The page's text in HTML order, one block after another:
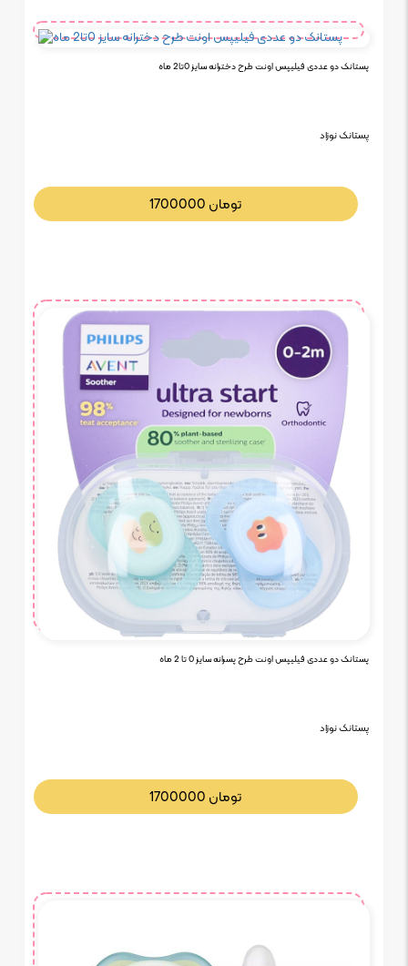
پستانک دو عددی فیلیپس اونت طرح دخترانه سایز 0تا2 ماه
پستانک نوزاد
1700000 تومان
پستانک دو عددی فیلیپس اونت طرح پسرانه سایز 0 تا 2 ماه
پستانک نوزاد
1700000 تومان